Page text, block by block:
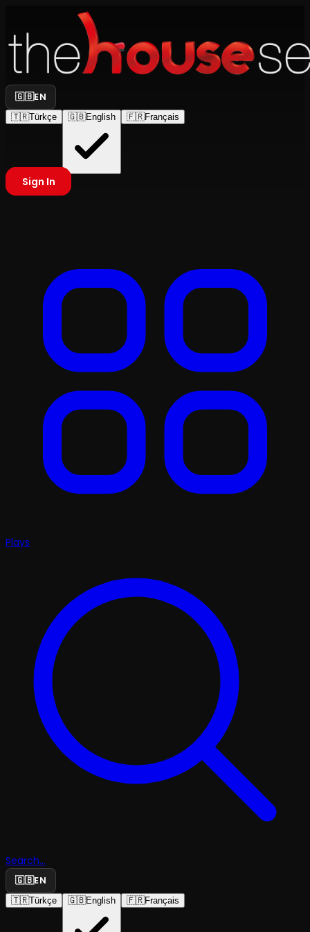
🇬🇧EN
🇹🇷Türkçe 🇬🇧English 🇫🇷Français
Sign In
Plays
Search...
🇬🇧EN
🇹🇷Türkçe 🇬🇧English 🇫🇷Français